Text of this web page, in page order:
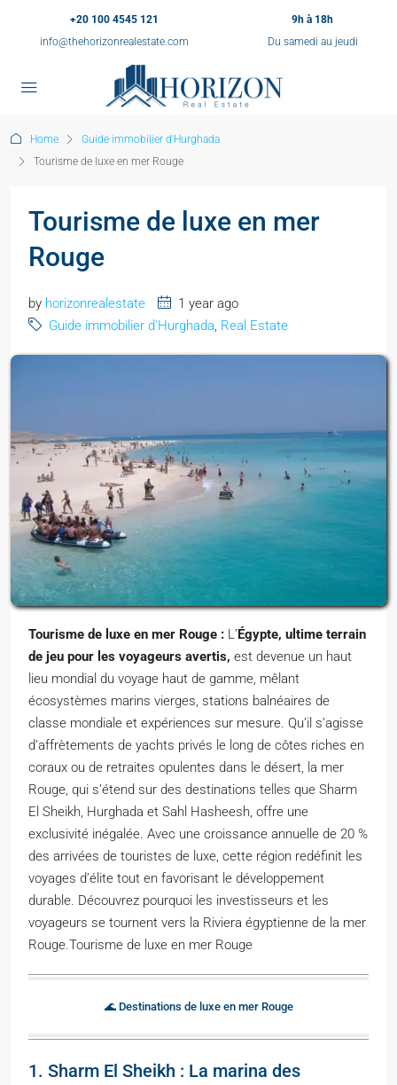
+20 100 4545 121
info@thehorizonrealestate.com
9h à 18h
Du samedi au jeudi
Home
Guide immobilier d'Hurghada
Tourisme de luxe en mer Rouge
Tourisme de luxe en mer
Rouge
by horizonrealestate
1 year ago
Guide immobilier d'Hurghada, Real Estate
Tourisme de luxe en mer Rouge : L’Égypte, ultime terrain
de jeu pour les voyageurs avertis, est devenue un haut
lieu mondial du voyage haut de gamme, mêlant
écosystèmes marins vierges, stations balnéaires de
classe mondiale et expériences sur mesure. Qu’il s’agisse
d’affrètements de yachts privés le long de côtes riches en
coraux ou de retraites opulentes dans le désert, la mer
Rouge, qui s’étend sur des destinations telles que Sharm
El Sheikh, Hurghada et Sahl Hasheesh, offre une
exclusivité inégalée. Avec une croissance annuelle de 20 %
des arrivées de touristes de luxe, cette région redéfinit les
voyages d’élite tout en favorisant le développement
durable. Découvrez pourquoi les investisseurs et les
voyageurs se tournent vers la Riviera égyptienne de la mer
Rouge.Tourisme de luxe en mer Rouge
🌊 Destinations de luxe en mer Rouge
1. Sharm El Sheikh : La marina des